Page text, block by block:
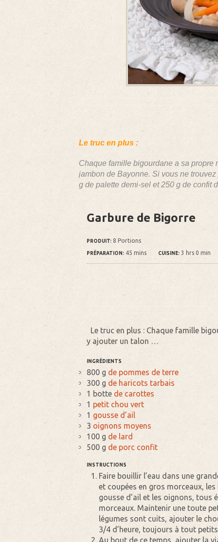
Le truc en plus :
Chaque famille bigourdane a sa propre
jambon de Bayonne. Si vous ne
g de palette demi-sel et 250 g de confit
Garbure de Bigorre
PRODUIT: 8 Portions
PRÉPARATION: 45 mins CUISINE: 3 hrs 0 min
Le truc en plus : Chaque famille
y ajouter un talon …
INGRÉDIENTS
800 g de pommes de terre
300 g de haricots tarbais
1 botte de carottes
1 petit chou vert
1 gousse d’ail
3 oignons moyens
100 g de lard
500 g de porc confit
INSTRUCTIONS
Faire bouillir l’eau dans une
et coupées en gros morceaux,
gousse d’ail et les oignons, tous
morceaux. Maintenir une toute
légumes sont cuits, ajouter le
3/4 d’heure, toujours à tout
Au bout de ce temps, ajouter la